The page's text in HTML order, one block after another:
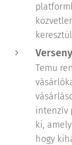
Temu
intenzív
ki,
hogy